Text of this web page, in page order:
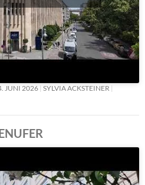
JUNI 2026 SYLVIA ACKSTEINER